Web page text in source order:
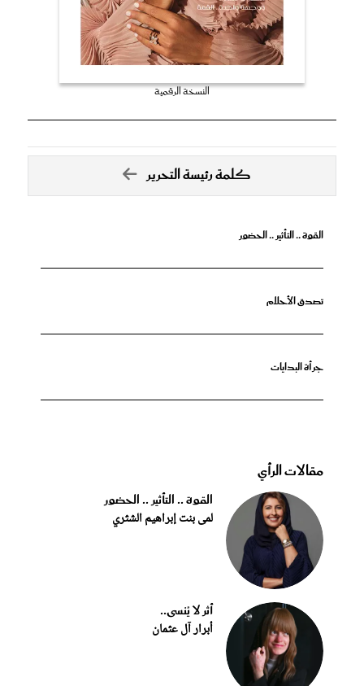
النسخة الرقمية
كلمة رئيسة التحرير
القوة .. التأثير .. الحضور
تصدق الأحلام
جرأة البدايات
مقالات الرأي
القوة .. التأثير .. الحضور
لمى بنت إبراهيم الشثري
أثر لا يُنسى..
أبرار آل عثمان